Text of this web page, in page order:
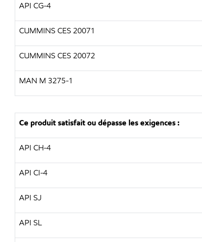
API CG-4
CUMMINS CES 20071
CUMMINS CES 20072
MAN M 3275-1
Ce produit satisfait ou dépasse les exigences :
API CH-4
API CI-4
API SJ
API SL